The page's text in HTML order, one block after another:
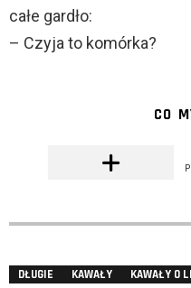
całe gardło:
– Czyja to komórka?
CO
DŁUGIE KAWAŁY KAWAŁY O